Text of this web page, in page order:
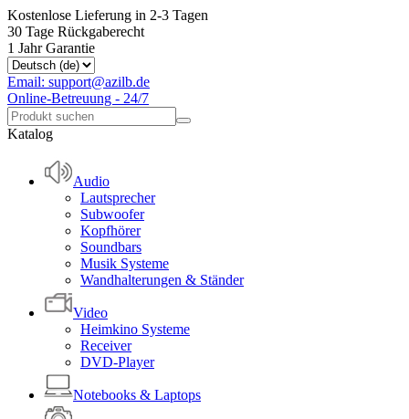
Kostenlose Lieferung in 2-3 Tagen
30 Tage Rückgaberecht
1 Jahr Garantie
Email: support@azilb.de
Online-Betreuung - 24/7
Katalog
Audio
Lautsprecher
Subwoofer
Kopfhörer
Soundbars
Musik Systeme
Wandhalterungen & Ständer
Video
Heimkino Systeme
Receiver
DVD-Player
Notebooks & Laptops